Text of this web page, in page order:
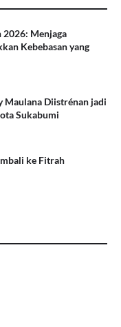
2026: Menjaga
Kebebasan yang
Maulana Diistrénan jadi
Sukabumi
ke Fitrah